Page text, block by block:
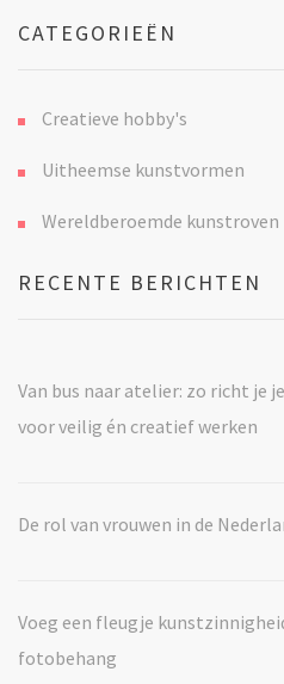
CATEGORIEËN
Creatieve hobby's
Uitheemse kunstvormen
Wereldberoemde kunstroven
RECENTE BERICHTEN
Van bus naar atelier: zo richt je
voor veilig én creatief werken
De rol van vrouwen in de
Voeg een fleugje
fotobehang